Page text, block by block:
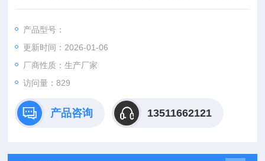
里，*诺基仪器
产品型号：
更新时间：2026-01-06
厂商性质：生产厂家
访问量：829
产品咨询 13511662121